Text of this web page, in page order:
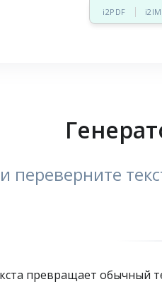
i2PDF
переверните
превращает обычный